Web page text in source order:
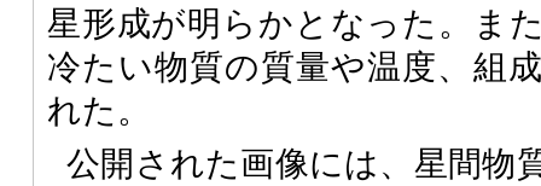
星形成が明らかとなった。ま
冷たい物質の質量や温度、組
れた。
公開された画像には、星間物